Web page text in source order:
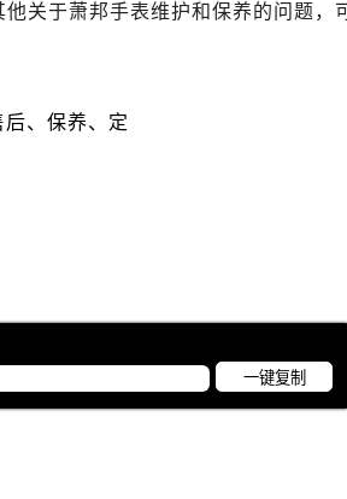
）
预约）
）
）
）
关于萧邦手表维护和保养的问题，
一键复制